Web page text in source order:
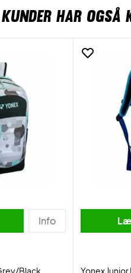
HAR OGSÅ
Info
Black
Yonex